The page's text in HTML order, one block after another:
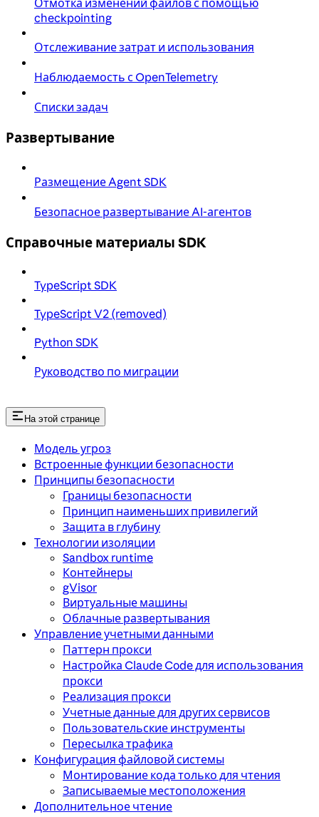
Отмотка изменений файлов с помощью
checkpointing
Отслеживание затрат и использования
Наблюдаемость с OpenTelemetry
Списки задач
Развертывание
Размещение Agent SDK
Безопасное развертывание AI-агентов
Справочные материалы SDK
TypeScript SDK
TypeScript V2 (removed)
Python SDK
Руководство по миграции
На этой странице
Модель угроз
Встроенные функции безопасности
Принципы безопасности
Границы безопасности
Принцип наименьших привилегий
Защита в глубину
Технологии изоляции
Sandbox runtime
Контейнеры
gVisor
Виртуальные машины
Облачные развертывания
Управление учетными данными
Паттерн прокси
Настройка Claude Code для использования
прокси
Реализация прокси
Учетные данные для других сервисов
Пользовательские инструменты
Пересылка трафика
Конфигурация файловой системы
Монтирование кода только для чтения
Записываемые местоположения
Дополнительное чтение